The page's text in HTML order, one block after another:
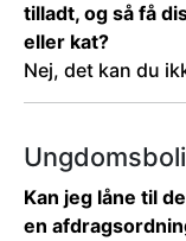
tilladt, og så få
eller kat?
Nej, det kan du
Kan jeg låne til
en